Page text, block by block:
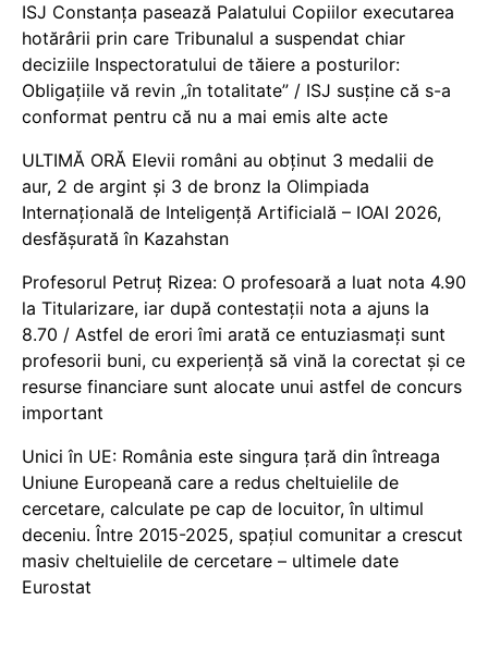
ISJ Constanța pasează Palatului Copiilor executarea
hotărârii prin care Tribunalul a suspendat chiar
deciziile Inspectoratului de tăiere a posturilor:
Obligațiile vă revin „în totalitate” / ISJ susține că s-a
conformat pentru că nu a mai emis alte acte
ULTIMĂ ORĂ Elevii români au obținut 3 medalii de
aur, 2 de argint și 3 de bronz la Olimpiada
Internațională de Inteligență Artificială – IOAI 2026,
desfășurată în Kazahstan
Profesorul Petruț Rizea: O profesoară a luat nota 4.90
la Titularizare, iar după contestații nota a ajuns la
8.70 / Astfel de erori îmi arată ce entuziasmați sunt
profesorii buni, cu experiență să vină la corectat și ce
resurse financiare sunt alocate unui astfel de concurs
important
Unici în UE: România este singura țară din întreaga
Uniune Europeană care a redus cheltuielile de
cercetare, calculate pe cap de locuitor, în ultimul
deceniu. Între 2015-2025, spațiul comunitar a crescut
masiv cheltuielile de cercetare – ultimele date
Eurostat